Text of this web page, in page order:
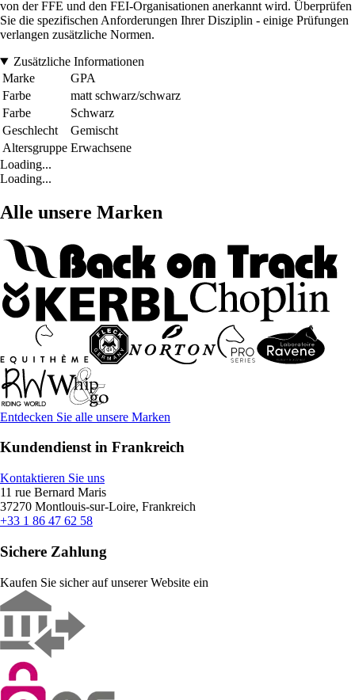
von der FFE und den FEI-Organisationen anerkannt wird. Überprüfen
Sie die spezifischen Anforderungen Ihrer Disziplin - einige Prüfungen
verlangen zusätzliche Normen.
Zusätzliche Informationen
Marke
GPA
Farbe
matt schwarz/schwarz
Farbe
Schwarz
Geschlecht
Gemischt
Altersgruppe Erwachsene
Loading...
Loading...
Alle unsere Marken
Entdecken Sie alle unsere Marken
Kundendienst in Frankreich
Kontaktieren Sie uns
11 rue Bernard Maris
37270 Montlouis-sur-Loire, Frankreich
+33 1 86 47 62 58
Sichere Zahlung
Kaufen Sie sicher auf unserer Website ein